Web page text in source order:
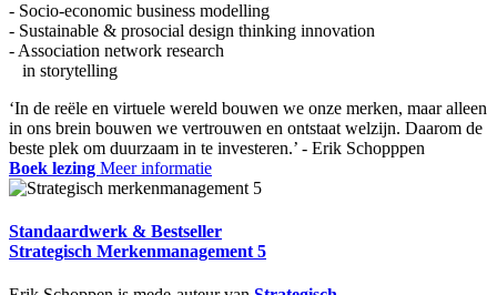
- Socio-economic business modelling
- Sustainable & prosocial design thinking innovation
- Association network research
in storytelling
‘In de reële en virtuele wereld bouwen we onze merken, maar alleen
in ons brein bouwen we vertrouwen en ontstaat welzijn. Daarom de
beste plek om duurzaam in te investeren.’ - Erik Schopppen
Boek lezing Meer informatie
Standaardwerk & Bestseller
Strategisch Merkenmanagement 5